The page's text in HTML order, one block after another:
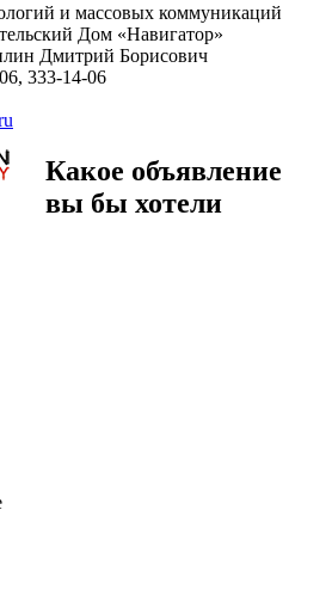
и массовых коммуникаций
Дом «Навигатор»
Дмитрий Борисович
333-14-06
Какое объявление
вы бы хотели